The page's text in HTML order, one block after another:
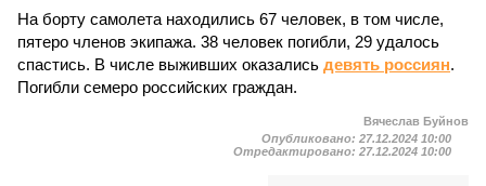
На борту самолета находились 67 человек, в том числе,
пятеро членов экипажа. 38 человек погибли, 29 удалось
спастись. В числе выживших оказались девять россиян.
Погибли семеро российских граждан.
Вячеслав Буйнов
Опубликовано: 27.12.2024 10:00
Отредактировано: 27.12.2024 10:00